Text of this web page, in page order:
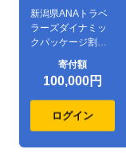
新潟県ANAトラベ
ラーズダイナミッ
クパッケージ割引
寄付額
100,000円
ログイン